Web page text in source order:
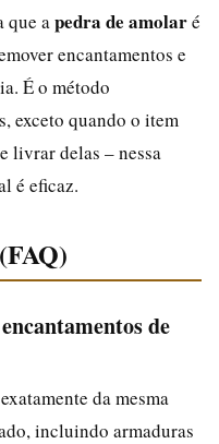
que a pedra de amolaré
encantamentos e
É o método
exceto quando o item
livrar delas – nessa
é eficaz.
de
da mesma
incluindo armaduras